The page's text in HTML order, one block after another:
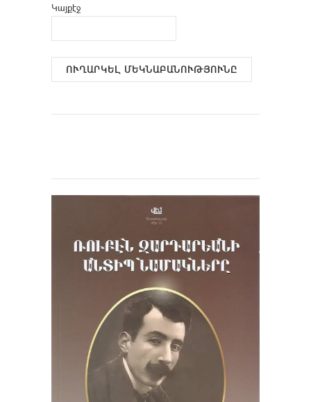
Կայքէջ